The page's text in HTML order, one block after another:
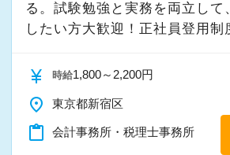
る。試験勉強と実務を両立して
したい方大歓迎！正社員登用制
currency_yen 時給1,800～2,200円
place 東京都新宿区
content_paste 会計事務所・税理士事務所